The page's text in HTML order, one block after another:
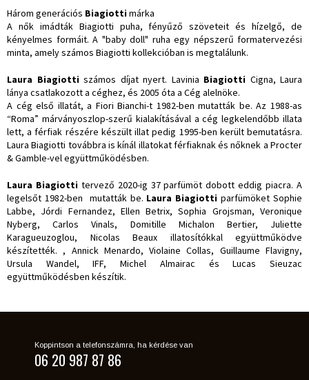
Három generációs Biagiottimárka
A nők imádták Biagiotti puha, fényűző szöveteit és hízelgő, de
kényelmes formáit. A "baby doll" ruha egy népszerű formatervezési
minta, amely számos Biagiotti kollekcióban is megtalálunk.
Laura Biagiottiszámos díjat nyert. Lavinia Biagiotti Cigna, Laura
lánya csatlakozott a céghez, és 2005 óta a Cég alelnöke.
A cég első illatát, a Fiori Bianchi-t 1982-ben mutatták be. Az 1988-as
“Roma” márványoszlop-szerű kialakításával a cég legkelendőbb illata
lett, a férfiak részére készült illat pedig 1995-ben került bemutatásra.
Laura Biagiotti továbbra is kínál illatokat férfiaknak és nőknek a Procter
& Gamble-vel együttműködésben.
Laura Biagiottitervező 2020-ig 37 parfümöt dobott eddig piacra. A
legelsőt 1982-ben mutatták be. Laura Biagiottiparfümöket Sophie
Labbe, Jórdi Fernandez, Ellen Betrix, Sophia Grojsman, Veronique
Nyberg, Carlos Vinals, Domitille Michalon Bertier, Juliette
Karagueuzoglou, Nicolas Beaux illatosítókkal együttműködve
készítették. , Annick Menardo, Violaine Collas, Guillaume Flavigny,
Ursula Wandel, IFF, Michel Almairac és Lucas Sieuzac
együttműködésben készítik.
Koppintson a telefonszámra, ha kérdése van
06 20 987 87 86